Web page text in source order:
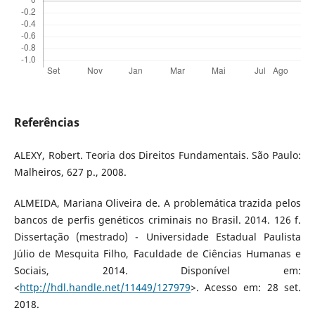
Referências
ALEXY, Robert. Teoria dos Direitos Fundamentais. São Paulo:
Malheiros, 627 p., 2008.
ALMEIDA, Mariana Oliveira de. A problemática trazida pelos
bancos de perfis genéticos criminais no Brasil. 2014. 126 f.
Dissertação (mestrado) - Universidade Estadual Paulista
Júlio de Mesquita Filho, Faculdade de Ciências Humanas e
Sociais, 2014. Disponível em:
<http://hdl.handle.net/11449/127979>. Acesso em: 28 set.
2018.